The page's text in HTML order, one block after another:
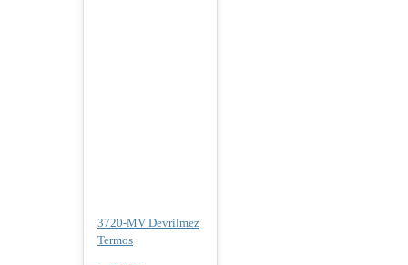
3720-MV Devrilmez
Termos